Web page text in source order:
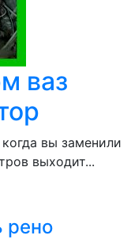
ваз
вы заменили
выходит...
рено